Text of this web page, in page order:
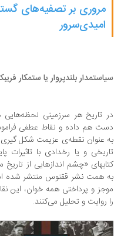
مروری بر تصفیه‌های گسترده
امیدی‌سرور
بلندپروار یا ستمکار فریبکار؟ |
تاریخ هر سرزمینی لحظه‌هایی
هم داده و نقاط عطفی فراموش
عنوان نقطه‌ی عزیمت شکل گیری یک
و یا رخدادی با تاثیرات
«چشم اندازهایی از تاریخ
همت نشر ققنوس منتشر شده است،
و پرداختی همه خوان، این نقاط
روایت و تحلیل می‌کنند.